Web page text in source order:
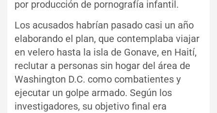
por producción de pornografía infantil.
Los acusados habrían pasado casi un año
elaborando el plan, que contemplaba viajar
en velero hasta la isla de Gonave, en Haití,
reclutar a personas sin hogar del área de
Washington D.C. como combatientes y
ejecutar un golpe armado. Según los
investigadores, su objetivo final era